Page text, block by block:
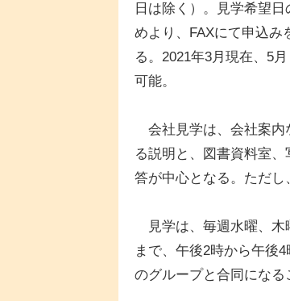
日は除く）。見学希望
めより、FAXにて申込み
る。2021年3月現在、5
可能。
会社見学は、会社案内
る説明と、図書資料室
答が中心となる。ただし
見学は、毎週水曜、木
まで、午後2時から午後
のグループと合同になる